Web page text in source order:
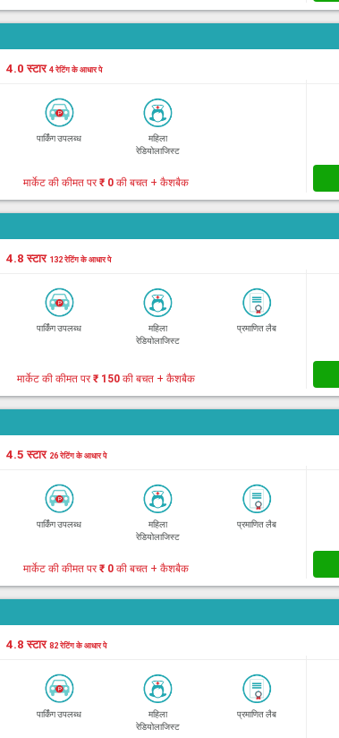
4.0 स्टार4 रेटिंग के आधार पे
पार्किंग उपलब्ध
महिला
रेडियोलाजिस्ट
मार्केट की कीमत पर₹ 0 की बचत + कैशबैक
4.8 स्टार 132 रेटिंग के आधार पे
पार्किंग उपलब्ध
महिला
रेडियोलाजिस्ट
प्रमाणित लैब
मार्केट की कीमत पर₹ 150 की बचत + कैशबैक
4.5 स्टार 26 रेटिंग के आधार पे
पार्किंग उपलब्ध
महिला
रेडियोलाजिस्ट
प्रमाणित लैब
मार्केट की कीमत पर₹ 0 की बचत + कैशबैक
4.8 स्टार82 रेटिंग के आधार पे
पार्किंग उपलब्ध
महिला
रेडियोलाजिस्ट
प्रमाणित लैब